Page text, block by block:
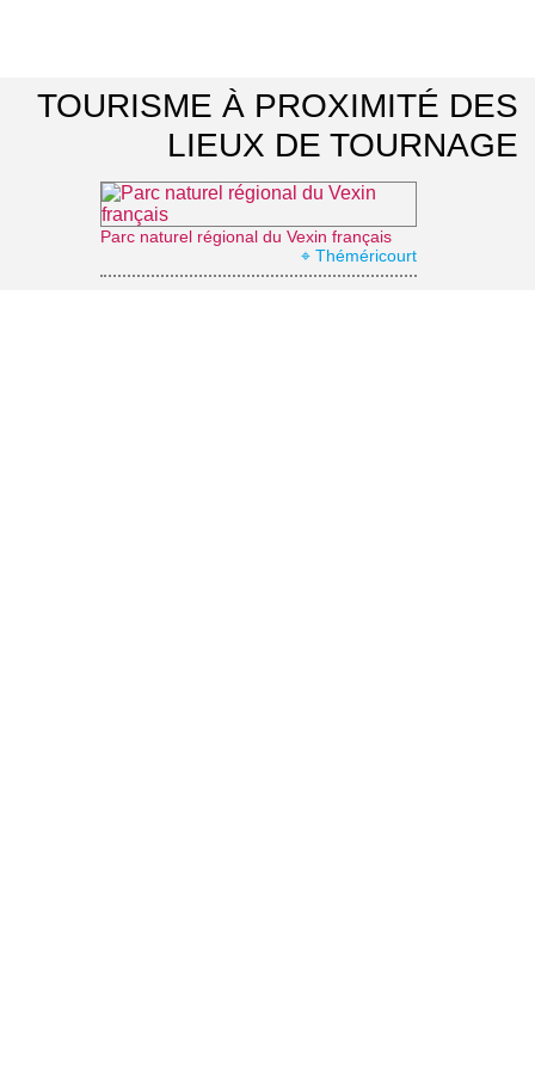
TOURISME À PROXIMITÉ DES
LIEUX DE TOURNAGE
Parc naturel régional du Vexin français
⌖ Théméricourt